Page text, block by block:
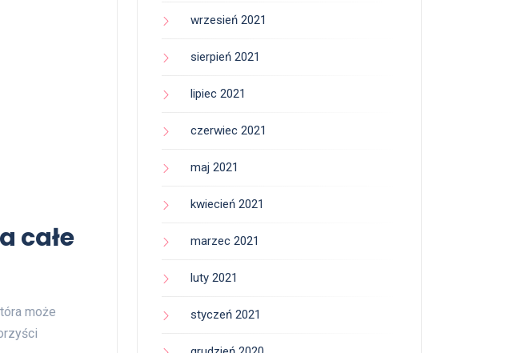
całe
może
wrzesień 2021
sierpień 2021
lipiec 2021
czerwiec 2021
maj 2021
kwiecień 2021
marzec 2021
luty 2021
styczeń 2021